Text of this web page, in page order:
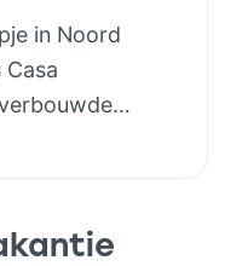
zijn aanwezig,
2p
in Noord
en toilet voor